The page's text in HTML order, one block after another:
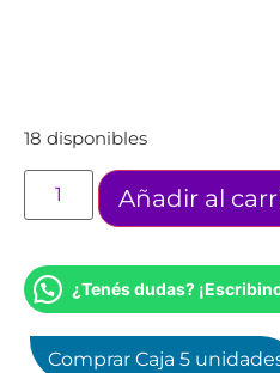
18 disponibles
Añadir al
¿Tenés dudas?
Comprar Caja 5